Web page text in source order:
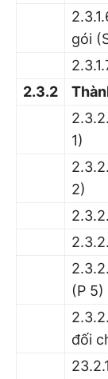
gói
2.3.2
1)
2)
(P 5)
đối